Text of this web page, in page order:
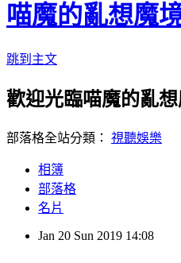
喵魔的亂想魔
跳到主文
歡迎光臨喵魔的亂
部落格全站分類： 視聽娛樂
相簿
部落格
名片
Jan 20 Sun 2019 14:08